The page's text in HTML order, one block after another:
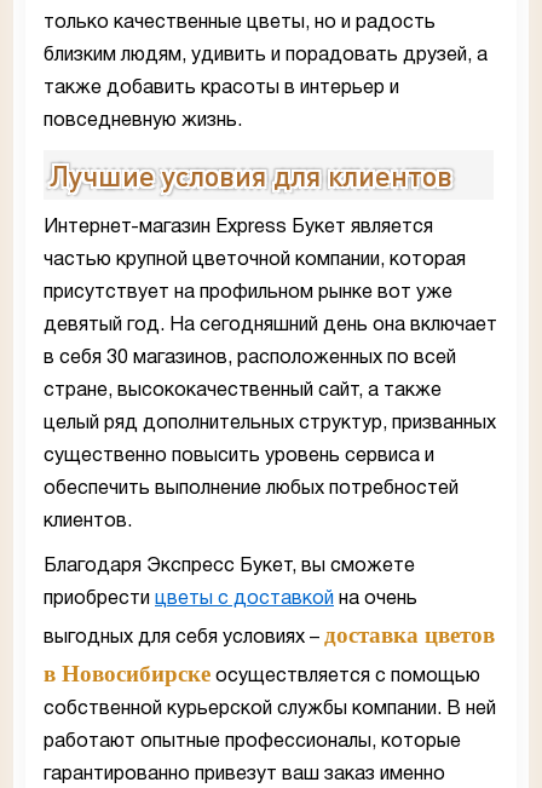
только качественные цветы, но и радость
близким людям, удивить и порадовать друзей, а
также добавить красоты в интерьер и
повседневную жизнь.
Лучшие условия для клиентов
Интернет-магазин Express Букет является
частью крупной цветочной компании, которая
присутствует на профильном рынке вот уже
девятый год. На сегодняшний день она включает
в себя 30 магазинов, расположенных по всей
стране, высококачественный сайт, а также
целый ряд дополнительных структур, призванных
существенно повысить уровень сервиса и
обеспечить выполнение любых потребностей
клиентов.
Благодаря Экспресс Букет, вы сможете
приобрести цветы с доставкой на очень
выгодных для себя условиях – доставка цветов
в Новосибирске осуществляется с помощью
собственной курьерской службы компании. В ней
работают опытные профессионалы, которые
гарантированно привезут ваш заказ именно